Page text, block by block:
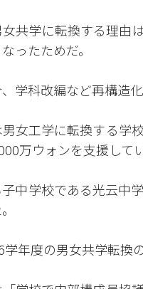
共学に転換する理由
ったためだ。
学科改編など再構造
女工学に転換する学
万ウォンを支援してい
中学校である光云中
年度の男女共学転換